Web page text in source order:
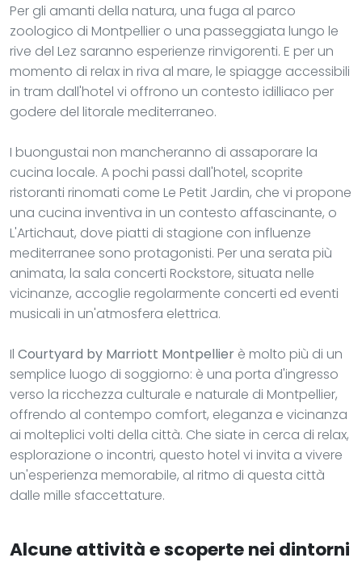
Per gli amanti della natura, una fuga al parco
zoologico di Montpellier o una passeggiata lungo le
rive del Lez saranno esperienze rinvigorenti. E per un
momento di relax in riva al mare, le spiagge accessibili
in tram dall'hotel vi offrono un contesto idilliaco per
godere del litorale mediterraneo.
I buongustai non mancheranno di assaporare la
cucina locale. A pochi passi dall'hotel, scoprite
ristoranti rinomati come Le Petit Jardin, che vi propone
una cucina inventiva in un contesto affascinante, o
L'Artichaut, dove piatti di stagione con influenze
mediterranee sono protagonisti. Per una serata più
animata, la sala concerti Rockstore, situata nelle
vicinanze, accoglie regolarmente concerti ed eventi
musicali in un'atmosfera elettrica.
Il Courtyard by Marriott Montpellier è molto più di un
semplice luogo di soggiorno: è una porta d'ingresso
verso la ricchezza culturale e naturale di Montpellier,
offrendo al contempo comfort, eleganza e vicinanza
ai molteplici volti della città. Che siate in cerca di relax,
esplorazione o incontri, questo hotel vi invita a vivere
un'esperienza memorabile, al ritmo di questa città
dalle mille sfaccettature.
Alcune attività e scoperte nei dintorni